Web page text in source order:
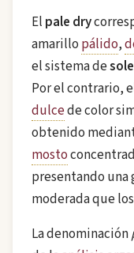
El pale dry
amarillo pálido,
el sistema de
Por el contrario,
dulcede color
obtenido
mosto
presentando una
moderada que
La denominación